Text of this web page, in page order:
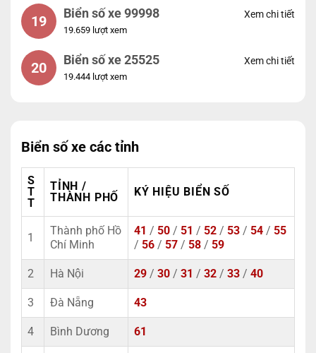
19 Biển số xe 99998
19.659 lượt xem
Xem chi tiết
20 Biển số xe 25525
19.444 lượt xem
Xem chi tiết
Biển số xe các tỉnh
S
T
T
TỈNH /
THÀNH PHỐ
KÝ HIỆU BIỂN SỐ
1
Thành phố Hồ
Chí Minh
41 / 50 / 51 / 52 / 53 / 54 / 55
/ 56 / 57 / 58 / 59
2 Hà Nội 29 / 30 / 31 / 32 / 33 / 40
3 Đà Nẵng 43
4 Bình Dương 61